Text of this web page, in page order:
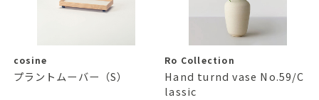
cosine
プラントムーバー（S）
Ro Collection
Hand turnd vase No.59/C
lassic